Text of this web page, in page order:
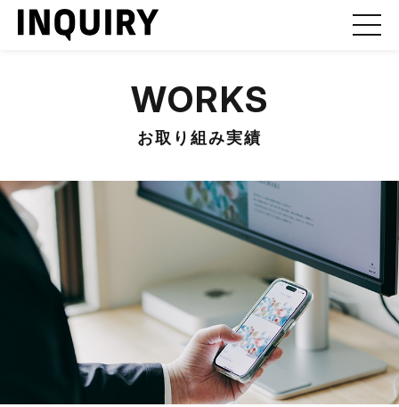
WORKS
お取り組み実績